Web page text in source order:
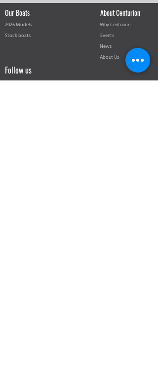
Our Boats
2026 Models
Stock boats
About Centurion
Why Centurion
Events
News
About Us
Follow us